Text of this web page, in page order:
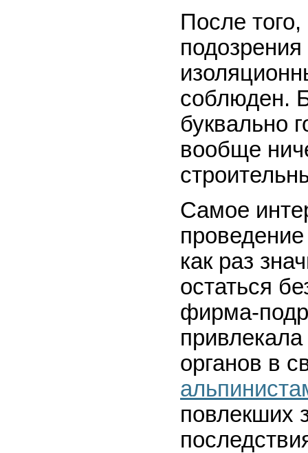
После
соблюден.
буквально
вообще
Самое
как раз
остаться
фирма-
органов в
повлекших